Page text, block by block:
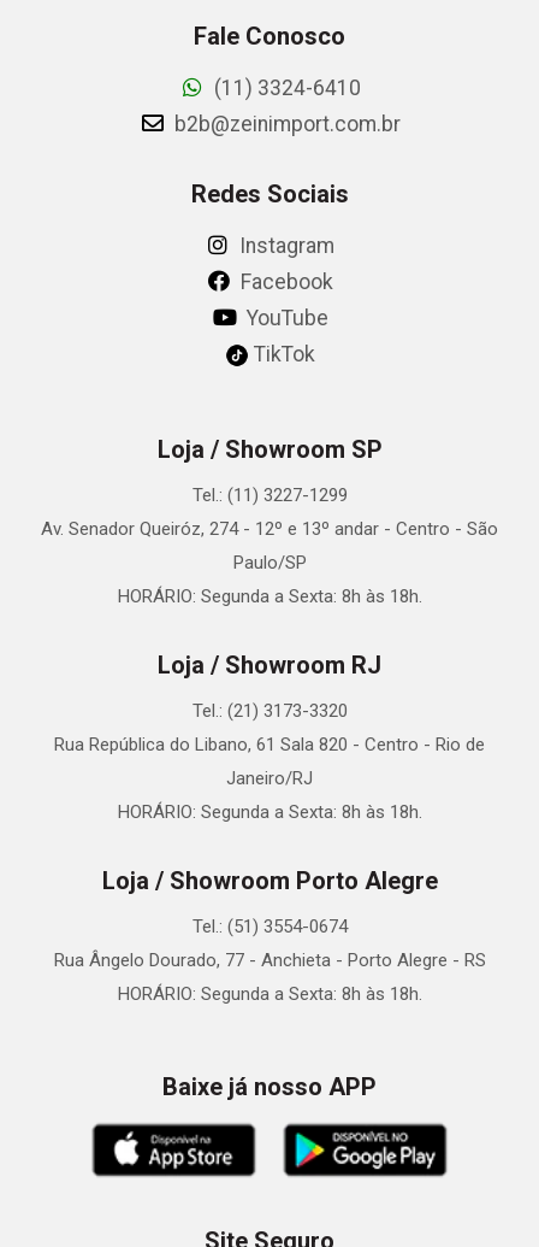
Fale Conosco
(11) 3324-6410
b2b@zeinimport.com.br
Redes Sociais
Instagram
Facebook
YouTube
TikTok
Loja / Showroom SP
Tel.: (11) 3227-1299
Av. Senador Queiróz, 274 - 12º e 13º andar - Centro - São
Paulo/SP
HORÁRIO: Segunda a Sexta: 8h às 18h.
Loja / Showroom RJ
Tel.: (21) 3173-3320
Rua República do Libano, 61 Sala 820 - Centro - Rio de
Janeiro/RJ
HORÁRIO: Segunda a Sexta: 8h às 18h.
Loja / Showroom Porto Alegre
Tel.: (51) 3554-0674
Rua Ângelo Dourado, 77 - Anchieta - Porto Alegre - RS
HORÁRIO: Segunda a Sexta: 8h às 18h.
Baixe já nosso APP